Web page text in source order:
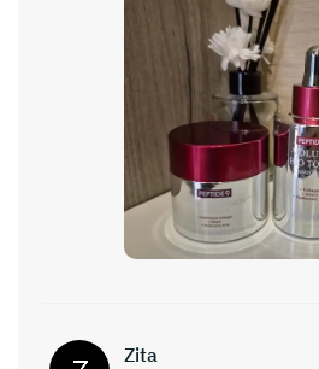
Zita